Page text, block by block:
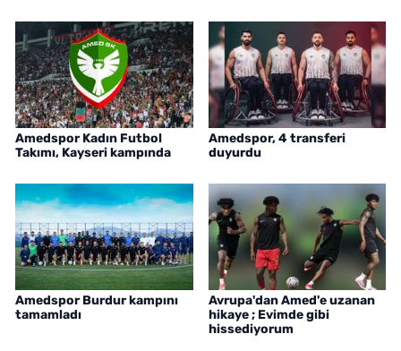
Amedspor Kadın Futbol
Takımı, Kayseri kampında
Amedspor, 4 transferi
duyurdu
Amedspor Burdur kampını
tamamladı
Avrupa'dan Amed'e uzanan
hikaye ; Evimde gibi
hissediyorum